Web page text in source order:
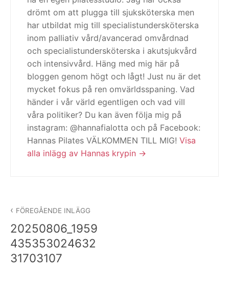
drömt om att plugga till sjuksköterska men
har utbildat mig till specialistundersköterska
inom palliativ vård/avancerad omvårdnad
och specialistundersköterska i akutsjukvård
och intensivvård. Häng med mig här på
bloggen genom högt och lågt! Just nu är det
mycket fokus på ren omvärldsspaning. Vad
händer i vår värld egentligen och vad vill
våra politiker? Du kan även följa mig på
instagram: @hannafialotta och på Facebook:
Hannas Pilates VÄLKOMMEN TILL MIG! Visa
alla inlägg av Hannas krypin
FÖREGÅENDE INLÄGG
20250806_1959
435353024632
31703107